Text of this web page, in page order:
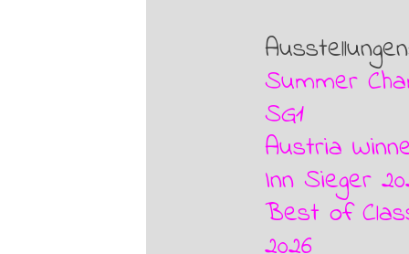
Ausstel
Summer
SG1
Austria
Inn Sieger
Best of